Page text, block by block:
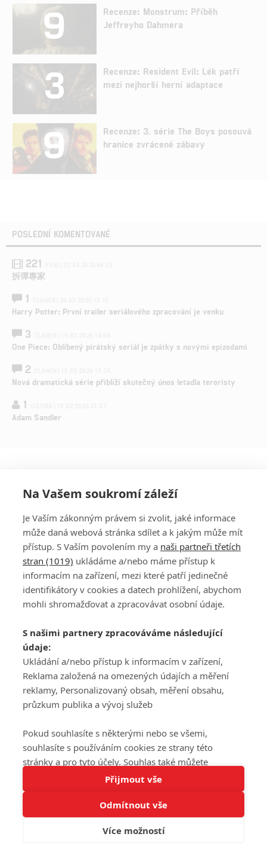
Tato stránka používá soubory cookies.
Rozumím
9
Recenze: Monstrum: Příběh
Jeffreyho Dahmera
3
Recenze: Resident Evil: Lék patří
mezi nejhorší herní adaptace
9
Recenze: 3. série The Boys posouvá
hranice zvrácené zábavy
POSLEDNÍ KOMENTOVANÉ
221
拆彈專家
1
Harry Potter: První trailer seriálového zpracování je venku
3
One Piece: Oblíbený pirátský seriál je zpátky s novými epizodami
2
Nová dramatická série přiblíží skutečný únos letadla teroristy
1
Adam Sandler
PŘIHLÁSIT
REGISTROVAT
DISKUZE
Šéfredaktorkou webu jePetr Slavík, e-mailserialy@fandimefilmu.cz
Máte-li zájem o inzerci na našem webu napište nám na e-mail
studio@koncal.com
Ochrana osobních údajů|Zásady používání cookies |Pravidla webu
Upravit nastavení soukromí
© 2016 – 2026 FandimeSerialum.cz / All rights reserved /
Koncal studio s.r.o., IČO: 03604071, Lýskova 2073/57, Stodůlky, 155
Na Vašem soukromí záleží
Je Vaším zákonným právem si zvolit, jaké informace
může daná webová stránka sdílet a k jakým může mít
přístup. S Vaším povolením my a naši partneři třetích
stran (1019) ukládáme a/nebo máme přístup k
informacím na zařízení, mezi které patří jedinečné
identifikátory v cookies a datech prohlížení, abychom
mohli shromažďovat a zpracovávat osobní údaje.
S našimi partnery zpracováváme následující
údaje:
Ukládání a/nebo přístup k informacím v zařízení,
Reklama založená na omezených údajích a měření
reklamy, Personalizovaný obsah, měření obsahu,
průzkum publika a vývoj služeb
Pokud souhlasíte s některými nebo se všemi,
souhlasíte s používáním cookies ze strany této
stránky a pro tyto účely. Souhlas také můžete
odmítnout, ale v takovém případě vám na stránce
nebudou k dispozici některé personalizované funkce.
Vaše volby souhlasu se budou vztahovat pouze na
tuto webovou stránku. Vaše nastavení a odvolání
souhlasu můžete kdykoli změnit na stránce s
Přijmout vše
Odmítnout vše
Více možností